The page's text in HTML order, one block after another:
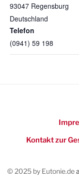
93047 Regensburg
Deutschland
Telefon
(0941) 59 198
Kontakt zur
© 2025 by Eutonie.de